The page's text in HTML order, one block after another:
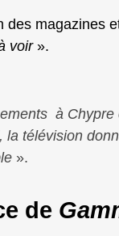
magazines
voir».
à
la télévision
».
de